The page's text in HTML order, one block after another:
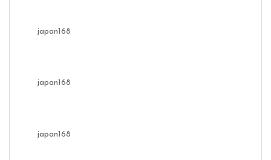
japan168
japan168
japan168